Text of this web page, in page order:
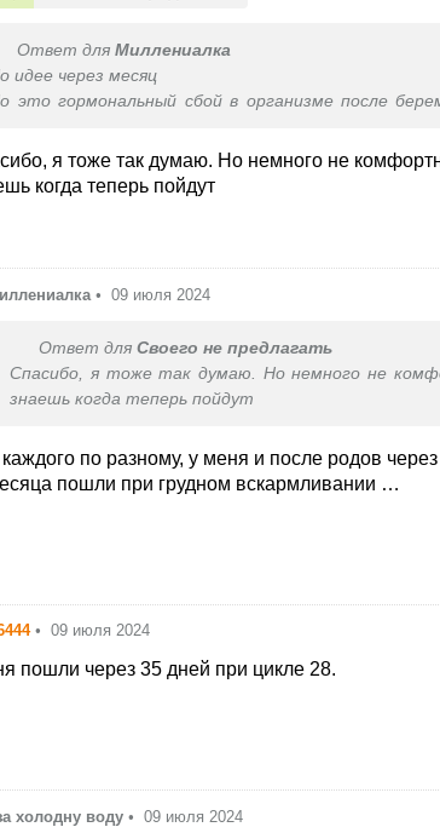
Ответ для Миллениалка
идее через месяц
это гормональный сбой в организме после
я тоже так думаю. Но немного не
когда теперь пойдут
• 09 июля 2024
Ответ для Своего не предлагать
Спасибо, я тоже так думаю. Но немного не
знаешь когда теперь пойдут
по разному, у меня и после родов
пошли при грудном вскармливании …
• 09 июля 2024
пошли через 35 дней при цикле 28.
холодну воду • 09 июля 2024